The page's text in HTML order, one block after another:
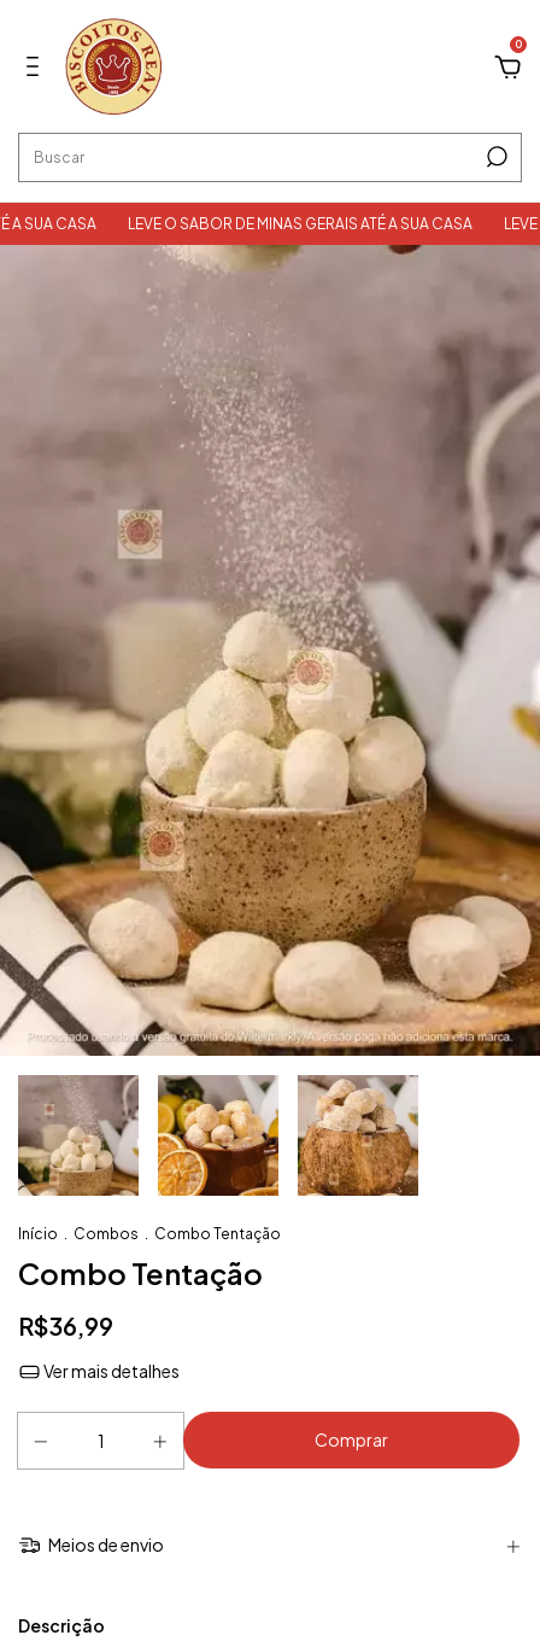
0
LEVE O SABOR DE MINAS GERAIS ATÉ A SUA CASA LEVE O SABOR
Início . Combos . Combo Tentação
Combo Tentação
R$36,99
Ver mais detalhes
Meios de envio
Descrição